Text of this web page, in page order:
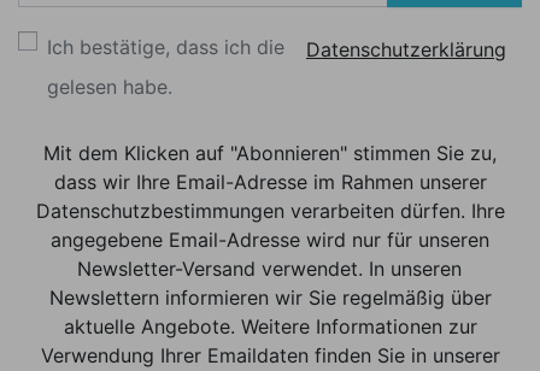
Ich bestätige, dass ich die
Datenschutzerklärung
gelesen habe.
Mit dem Klicken auf "Abonnieren" stimmen Sie zu,
dass wir Ihre Email-Adresse im Rahmen unserer
Datenschutzbestimmungen verarbeiten dürfen. Ihre
angegebene Email-Adresse wird nur für unseren
Newsletter-Versand verwendet. In unseren
Newslettern informieren wir Sie regelmäßig über
aktuelle Angebote. Weitere Informationen zur
Verwendung Ihrer Emaildaten finden Sie in unserer